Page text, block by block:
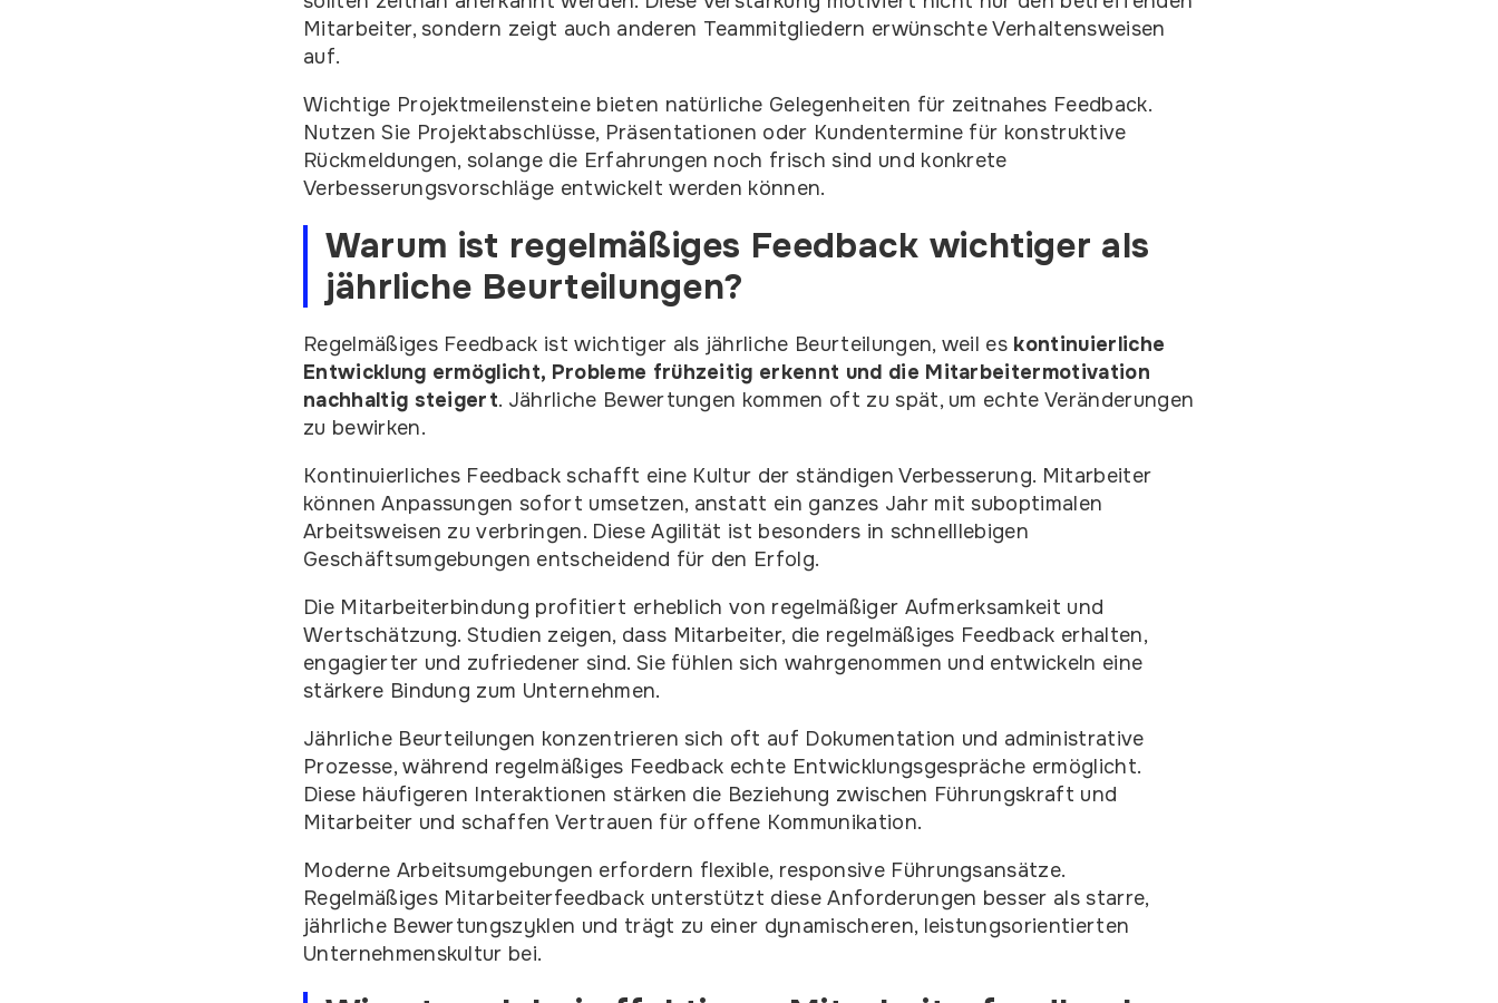
Mitarbeiter, sondern zeigt auch anderen Teammitgliedern erwünschte Verhaltensweisen
auf.
Wichtige Projektmeilensteine bieten natürliche Gelegenheiten für zeitnahes Feedback.
Nutzen Sie Projektabschlüsse, Präsentationen oder Kundentermine für konstruktive
Rückmeldungen, solange die Erfahrungen noch frisch sind und konkrete
Verbesserungsvorschläge entwickelt werden können.
Warum ist regelmäßiges Feedback wichtiger als
jährliche Beurteilungen?
Regelmäßiges Feedback ist wichtiger als jährliche Beurteilungen, weil es kontinuierliche
Entwicklung ermöglicht, Probleme frühzeitig erkennt und die Mitarbeitermotivation
nachhaltig steigert. Jährliche Bewertungen kommen oft zu spät, um echte Veränderungen
zu bewirken.
Kontinuierliches Feedback schafft eine Kultur der ständigen Verbesserung. Mitarbeiter
können Anpassungen sofort umsetzen, anstatt ein ganzes Jahr mit suboptimalen
Arbeitsweisen zu verbringen. Diese Agilität ist besonders in schnelllebigen
Geschäftsumgebungen entscheidend für den Erfolg.
Die Mitarbeiterbindung profitiert erheblich von regelmäßiger Aufmerksamkeit und
Wertschätzung. Studien zeigen, dass Mitarbeiter, die regelmäßiges Feedback erhalten,
engagierter und zufriedener sind. Sie fühlen sich wahrgenommen und entwickeln eine
stärkere Bindung zum Unternehmen.
Jährliche Beurteilungen konzentrieren sich oft auf Dokumentation und administrative
Prozesse, während regelmäßiges Feedback echte Entwicklungsgespräche ermöglicht.
Diese häufigeren Interaktionen stärken die Beziehung zwischen Führungskraft und
Mitarbeiter und schaffen Vertrauen für offene Kommunikation.
Moderne Arbeitsumgebungen erfordern flexible, responsive Führungsansätze.
Regelmäßiges Mitarbeiterfeedback unterstützt diese Anforderungen besser als starre,
jährliche Bewertungszyklen und trägt zu einer dynamischeren, leistungsorientierten
Unternehmenskultur bei.